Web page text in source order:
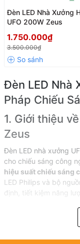
Đèn LED Nhà Xưởng
UFO 200W Zeus
1.750.000₫
3.500.000₫
Đèn LED Nhà
Pháp Chiếu
1. Giới thiệu
Zeus
Đèn LED nhà xưởng
cho chiếu sáng công
hiệu suất chiếu sáng
LED Philips và bộ
định, tiết kiệm năng
Zeus là thương hiệu
cho